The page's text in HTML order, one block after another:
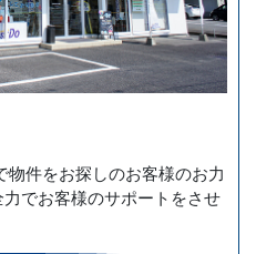
件をお探しのお客様のお力
でお客様のサポートをさせ